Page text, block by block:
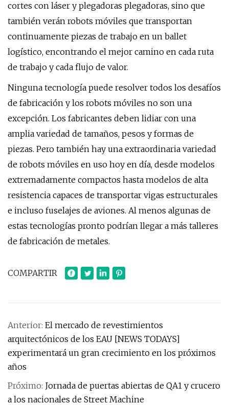
cortes con láser y plegadoras plegadoras, sino que
también verán robots móviles que transportan
continuamente piezas de trabajo en un ballet
logístico, encontrando el mejor camino en cada ruta
de trabajo y cada flujo de valor.
Ninguna tecnología puede resolver todos los desafíos
de fabricación y los robots móviles no son una
excepción. Los fabricantes deben lidiar con una
amplia variedad de tamaños, pesos y formas de
piezas. Pero también hay una extraordinaria variedad
de robots móviles en uso hoy en día, desde modelos
extremadamente compactos hasta modelos de alta
resistencia capaces de transportar vigas estructurales
e incluso fuselajes de aviones. Al menos algunas de
estas tecnologías pronto podrían llegar a más talleres
de fabricación de metales.
COMPARTIR
Anterior: El mercado de revestimientos
arquitectónicos de los EAU [NEWS TODAYS]
experimentará un gran crecimiento en los próximos
años
Próximo: Jornada de puertas abiertas de QA1 y crucero
a los nacionales de Street Machine